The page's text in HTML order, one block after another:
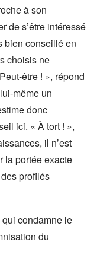
à son
de s’être intéressé
bien conseillé en
choisis ne
être ! », répond
même un
donc
ici. « À tort ! »,
il n’est
la portée exacte
profilés
condamne le
du